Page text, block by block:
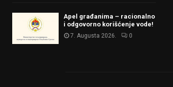
Apel građanima – racionalno
i odgovorno korišćenje vode!
7. Augusta 2026. 0